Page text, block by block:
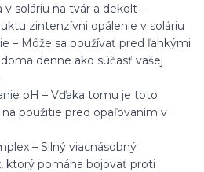
v soláriu na tvár a dekolt –
zintenzívni opálenie v soláriu
– Môže sa používať pred ľahkými
denne ako súčasť vašej
pH – Vďaka tomu je toto
použitie pred opaľovaním v
– Silný viacnásobný
ktorý pomáha bojovať proti